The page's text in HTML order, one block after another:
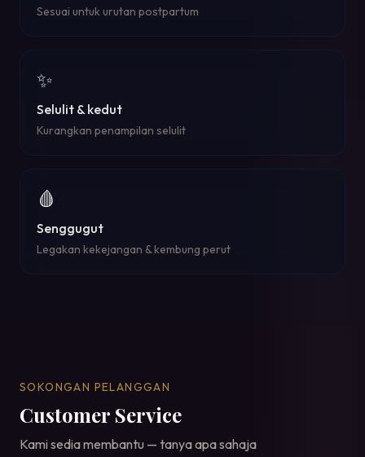
Sesuai untuk urutan postpartum
✨
Selulit & kedut
Kurangkan penampilan selulit
🩸
Senggugut
Legakan kekejangan & kembung perut
SOKONGAN PELANGGAN
Customer Service
Kami sedia membantu — tanya apa sahaja